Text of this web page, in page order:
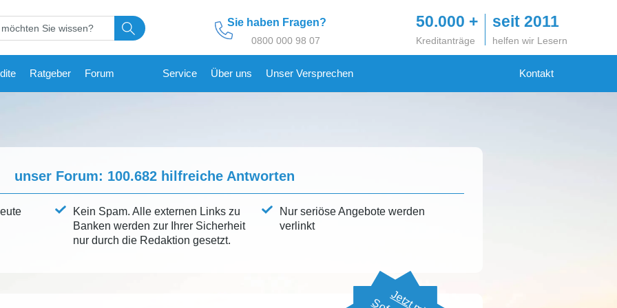
Sie haben Fragen?
0800 000 98 07
50.000 +
Kreditanträge
seit 2011
helfen wir Lesern
Ratgeber Forum Service Über uns Unser Versprechen Kontakt
unser Forum: 100.682hilfreiche Antworten
Kein Spam. Alle externen Links zu
Banken werden zur Ihrer Sicherheit
nur durch die Redaktion gesetzt.
Nur seriöse Angebote werden
verlinkt